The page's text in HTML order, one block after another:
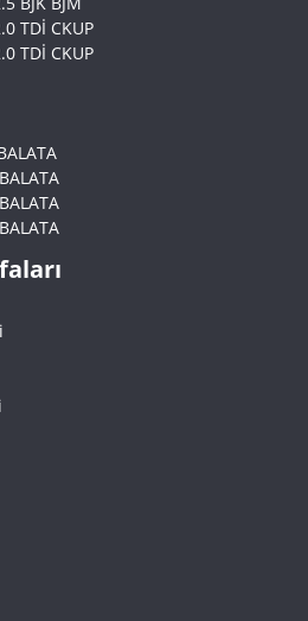
TDİ CKUP
TDİ CKUP